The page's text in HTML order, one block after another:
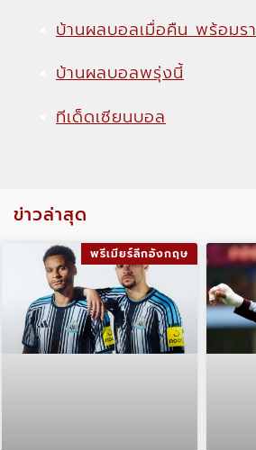
บ้านผลบอลเมื่อคืน พร้อมร
บ้านผลบอลพรุ่งนี้
ทีเด็ดเซียนบอล
ข่าวล่าสุด
พรีเมียร์ลีกอังกฤษ